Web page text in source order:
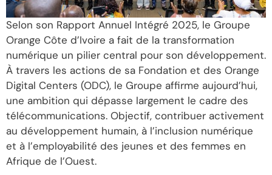
Selon son Rapport Annuel Intégré 2025, le Groupe
Orange Côte d’Ivoire a fait de la transformation
numérique un pilier central pour son développement.
À travers les actions de sa Fondation et des Orange
Digital Centers (ODC), le Groupe affirme aujourd’hui,
une ambition qui dépasse largement le cadre des
télécommunications. Objectif, contribuer activement
au développement humain, à l’inclusion numérique
et à l’employabilité des jeunes et des femmes en
Afrique de l’Ouest.